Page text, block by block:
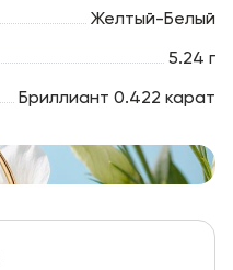
Желтый-Белый
5.24 г
Бриллиант 0.422 карат